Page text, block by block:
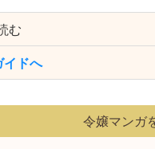
む
イドへ
令嬢マンガ